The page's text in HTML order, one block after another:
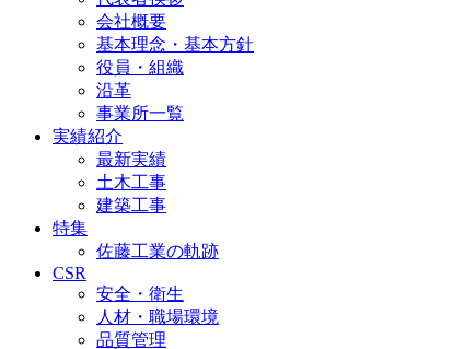
会社概要
基本理念・基本方針
役員・組織
沿革
事業所一覧
実績紹介
最新実績
土木工事
建築工事
特集
佐藤工業の軌跡
CSR
安全・衛生
人材・職場環境
品質管理